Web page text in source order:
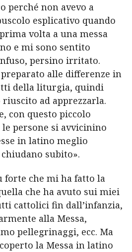
perché non avevo a
esplicativo quando
volta a una messa
e mi sono sentito
persino irritato.
alle differenze in
della liturgia, quindi
ad apprezzarla.
con questo piccolo
persone si avvicinino
in latino meglio
subito».
forte che mi ha fatto la
che ha avuto sui miei
cattolici fin dall’infanzia,
alla Messa,
pellegrinaggi, ecc. Ma
la Messa in latino